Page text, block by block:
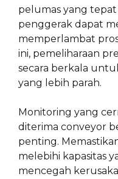
pelumas yang
penggerak dapat
memperlambat
ini, pemeliharaan
secara berkala
yang lebih parah.
Monitoring yang
diterima conveyor
penting.
melebihi kapasitas
mencegah